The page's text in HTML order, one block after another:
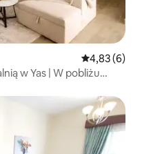
Średnia
4,83 (6)
w Yas | W pobliżu